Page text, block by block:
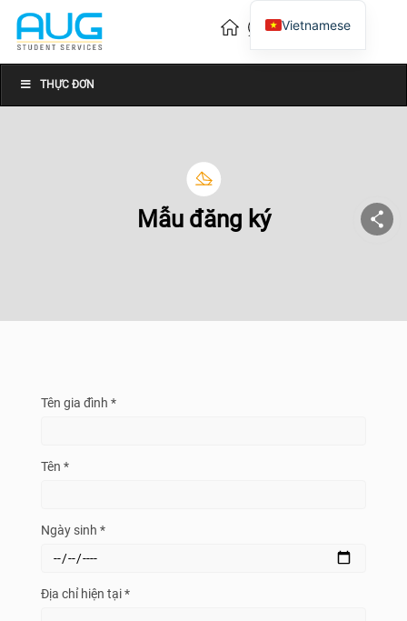
THỰC ĐƠN
Mẫu đăng ký
Tên gia đình *
Tên *
Ngày sinh *
Địa chỉ hiện tại *
Vietnamese